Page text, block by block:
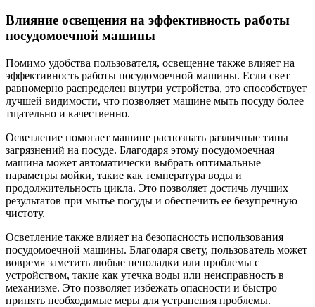
Влияние освещения на эффективность работы
посудомоечной машины
Помимо удобства пользователя, освещение также влияет на
эффективность работы посудомоечной машины. Если свет
равномерно распределен внутри устройства, это способствует
лучшей видимости, что позволяет машине мыть посуду более
тщательно и качественно.
Осветление помогает машине распознать различные типы
загрязнений на посуде. Благодаря этому посудомоечная
машина может автоматически выбрать оптимальные
параметры мойки, такие как температура воды и
продолжительность цикла. Это позволяет достичь лучших
результатов при мытье посуды и обеспечить ее безупречную
чистоту.
Осветление также влияет на безопасность использования
посудомоечной машины. Благодаря свету, пользователь может
вовремя заметить любые неполадки или проблемы с
устройством, такие как утечка воды или неисправность в
механизме. Это позволяет избежать опасности и быстро
принять необходимые меры для устранения проблемы.